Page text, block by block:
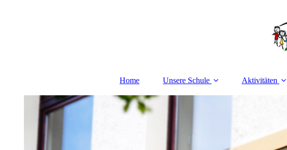
Home Unsere Schule Aktivitäten